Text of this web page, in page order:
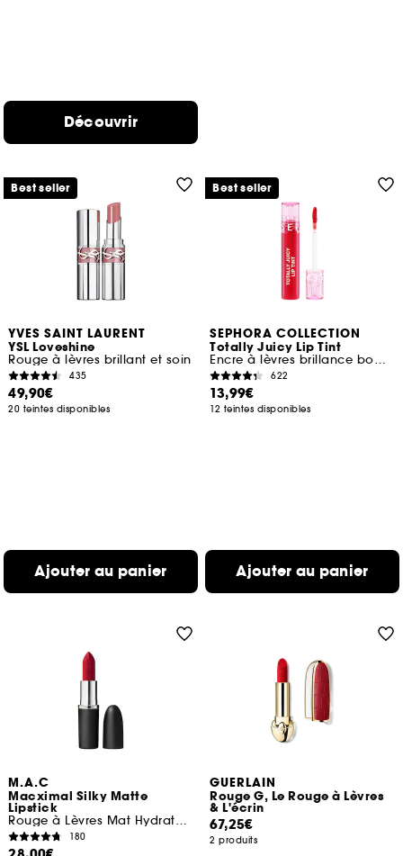
Découvrir
YVES SAINT LAURENT
YSL Loveshine
Rouge à lèvres brillant et soin
435
49,90€
20 teintes disponibles
Ajouter au panier
Best seller
SEPHORA COLLECTION
Totally Juicy Lip Tint
Encre à lèvres brillance bombée
622
13,99€
12 teintes disponibles
Ajouter au panier
Best seller
M.A.C
Macximal Silky Matte
Lipstick
Rouge à Lèvres Mat Hydratant
180
GUERLAIN
Rouge G, Le Rouge à Lèvres
& L'écrin
67,25€
2 produits